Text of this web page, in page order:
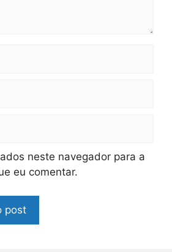
neste navegador para a
eu comentar.